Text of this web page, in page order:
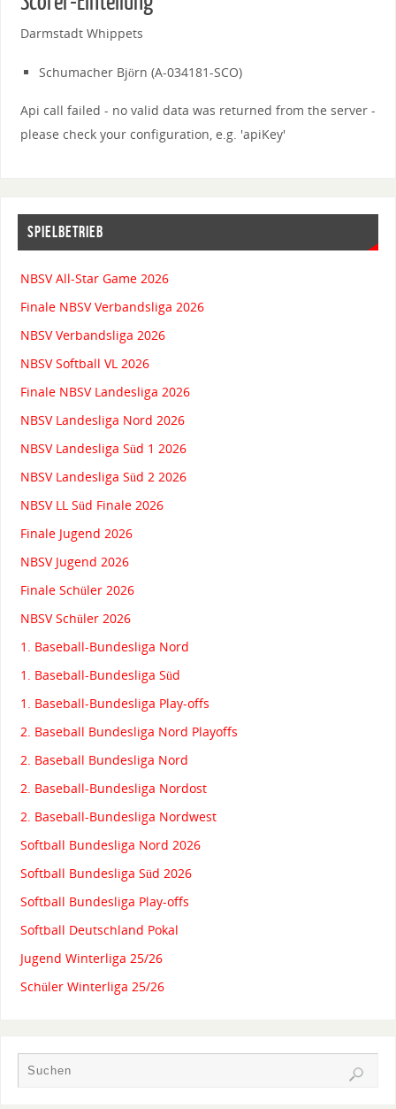
Darmstadt Whippets
Schumacher Björn (A-034181-SCO)
Api call failed - no valid data was returned from the server -
please check your configuration, e.g. 'apiKey'
SPIELBETRIEB
NBSV All-Star Game 2026
Finale NBSV Verbandsliga 2026
NBSV Verbandsliga 2026
NBSV Softball VL 2026
Finale NBSV Landesliga 2026
NBSV Landesliga Nord 2026
NBSV Landesliga Süd 1 2026
NBSV Landesliga Süd 2 2026
NBSV LL Süd Finale 2026
Finale Jugend 2026
NBSV Jugend 2026
Finale Schüler 2026
NBSV Schüler 2026
1. Baseball-Bundesliga Nord
1. Baseball-Bundesliga Süd
1. Baseball-Bundesliga Play-offs
2. Baseball Bundesliga Nord Playoffs
2. Baseball Bundesliga Nord
2. Baseball-Bundesliga Nordost
2. Baseball-Bundesliga Nordwest
Softball Bundesliga Nord 2026
Softball Bundesliga Süd 2026
Softball Bundesliga Play-offs
Softball Deutschland Pokal
Jugend Winterliga 25/26
Schüler Winterliga 25/26